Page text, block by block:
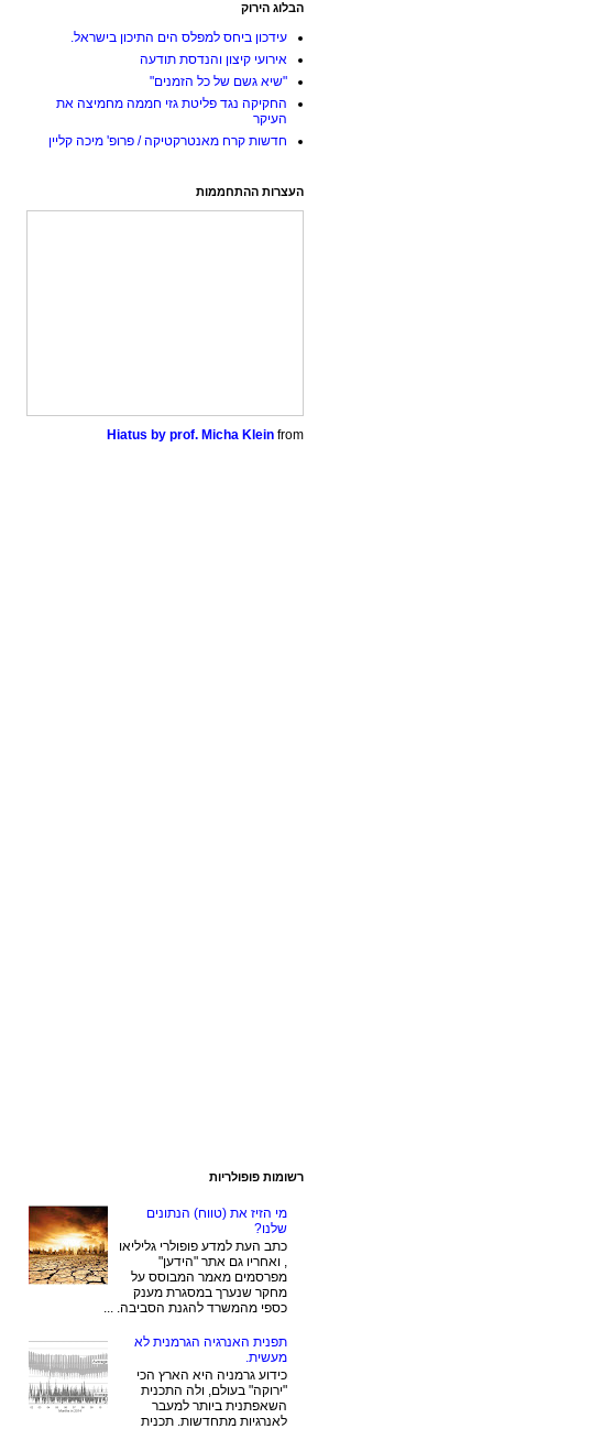
הבלוג הירוק
עידכון ביחס למפלס הים התיכון בישראל.
אירועי קיצון והנדסת תודעה
"שיא גשם של כל הזמנים"
החקיקה נגד פליטת גזי חממה מחמיצה את
העיקר
חדשות קרח מאנטרקטיקה / פרופ' מיכה קליין
העצרות ההתחממות
Hiatus by prof. Micha Klein from
רשומות פופולריות
מי הזיז את (טווח) הנתונים
שלנו?
כתב העת למדע פופולרי גליליאו
, ואחריו גם אתר "הידען"
מפרסמים מאמר המבוסס על
מחקר שנערך במסגרת מענק
כספי מהמשרד להגנת הסביבה. ...
תפנית האנרגיה הגרמנית לא
מעשית.
כידוע גרמניה היא הארץ הכי
"ירוקה" בעולם, ולה התכנית
השאפתנית ביותר למעבר
לאנרגיות מתחדשות. תכנית